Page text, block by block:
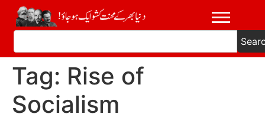
Tag: Rise of
Socialism